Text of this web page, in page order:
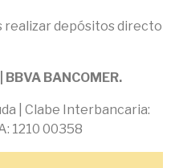
realizar depósitos directo
BANCOMER.
| Clabe Interbancaria:
1210 00358